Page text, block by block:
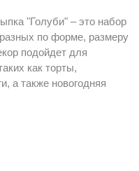
"Голуби" – это набор
по форме, размеру
подойдет для
как торты,
а также новогодняя